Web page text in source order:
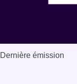
Dernière émission